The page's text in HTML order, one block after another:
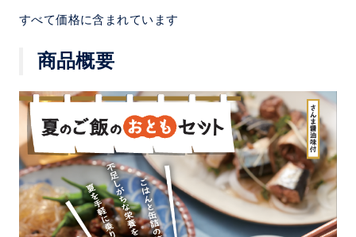
すべて価格に含まれています
商品概要